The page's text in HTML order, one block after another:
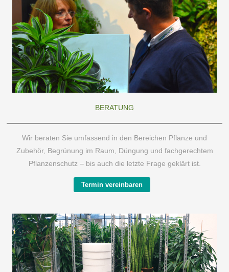
BERATUNG
Wir beraten Sie umfassend in den Bereichen Pflanze und
Zubehör, Begrünung im Raum, Düngung und fachgerechtem
Pflanzenschutz – bis auch die letzte Frage geklärt ist.
Termin vereinbaren